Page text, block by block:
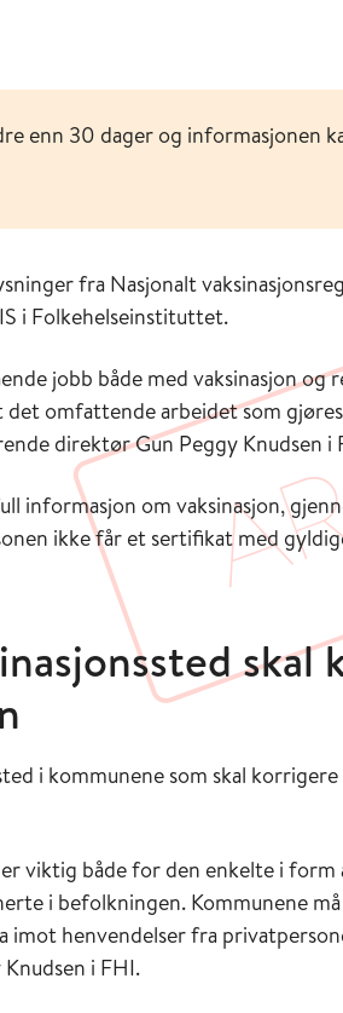
enn 30 dager og informasjonen
fra Nasjonalt
i Folkehelseinstituttet.
jobb både med vaksinasjon
det omfattende arbeidet som
direktør Gun Peggy Knudsen i
informasjon om vaksinasjon,
ikke får et sertifikat med
skal
i kommunene som skal
viktig både for den enkelte i
i befolkningen. Kommunene
imot henvendelser fra
i FHI.